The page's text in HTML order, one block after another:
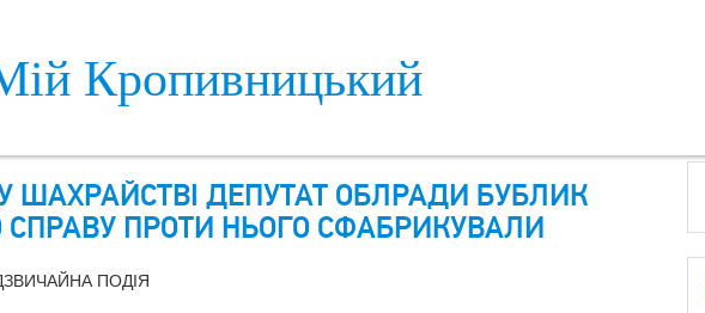
Кропивницький
ШАХРАЙСТВІ ДЕПУТАТ ОБЛРАДИ БУБЛИК
ПРОТИ НЬОГО СФАБРИКУВАЛИ
ПОДІЯ